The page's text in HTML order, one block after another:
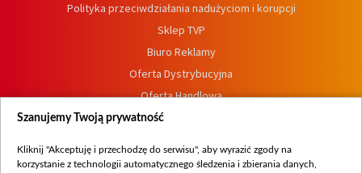
Polityka przeciwdziałania nadużyciom i korupcji
Sklep TVP
Biuro Reklamy
Oferta Dystrybucyjna
Oferta Handlowa
Dostępność
Procedura zgłoszeń wewnętrznych
Szanujemy Twoją prywatność
Kliknij "Akceptuję i przechodzę do serwisu", aby wyrazić zgody na
korzystanie z technologii automatycznego śledzenia i zbierania danych,